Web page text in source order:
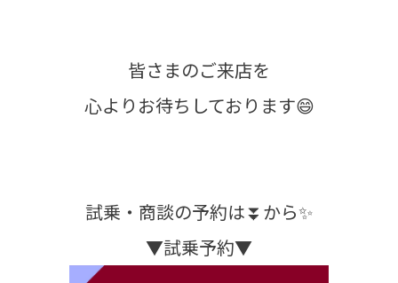
皆さまのご来店を
心よりお待ちしております😄
試乗・商談の予約は⏬から✨
▼試乗予約▼